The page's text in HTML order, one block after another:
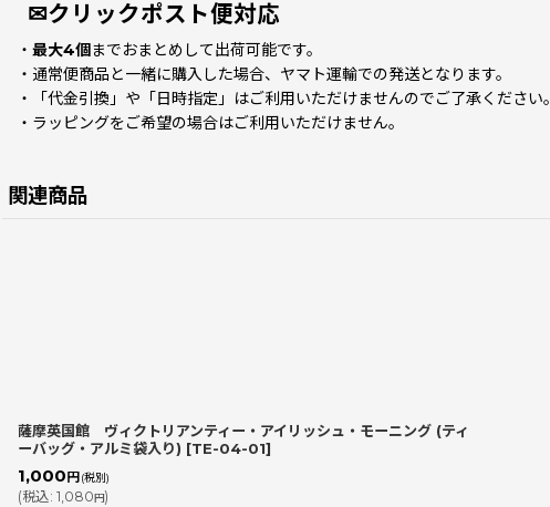
✉クリックポスト便対応
・ 最大4個までおまとめして出荷可能です。
・通常便商品と一緒に購入した場合、ヤマト運輸での発送となります。
・「代金引換」や「日時指定」はご利用いただけませんのでご了承ください。
・ラッピングをご希望の場合はご利用いただけません。
関連商品
薩摩英国館 ヴィクトリアンティー・アイリッシュ・モーニング (ティ
ーバッグ・アルミ袋入り) [TE-04-01]
1,000 円 (税別)
(税込: 1,080円)